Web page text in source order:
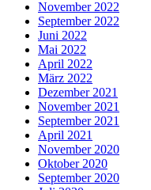
November 2022
September 2022
Juni 2022
Mai 2022
April 2022
März 2022
Dezember 2021
November 2021
September 2021
April 2021
November 2020
Oktober 2020
September 2020